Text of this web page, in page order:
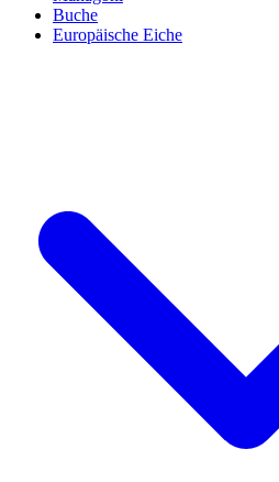
Buche
Europäische Eiche